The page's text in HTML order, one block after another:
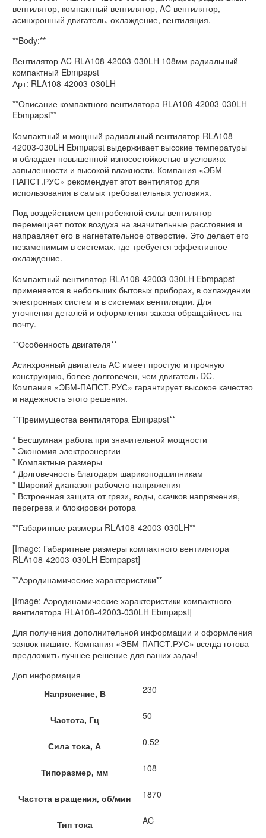
вентилятор, компактный вентилятор, AC вентилятор,
асинхронный двигатель, охлаждение, вентиляция.
**Body:**
Вентилятор AC RLA108-42003-030LH 108мм радиальный
компактный Ebmpapst
Арт: RLA108-42003-030LH
**Описание компактного вентилятора RLA108-42003-030LH
Ebmpapst**
Компактный и мощный радиальный вентилятор RLA108-
42003-030LH Ebmpapst выдерживает высокие температуры
и обладает повышенной износостойкостью в условиях
запыленности и высокой влажности. Компания «ЭБМ-
ПАПСТ.РУС» рекомендует этот вентилятор для
использования в самых требовательных условиях.
Под воздействием центробежной силы вентилятор
перемещает поток воздуха на значительные расстояния и
направляет его в нагнетательное отверстие. Это делает его
незаменимым в системах, где требуется эффективное
охлаждение.
Компактный вентилятор RLA108-42003-030LH Ebmpapst
применяется в небольших бытовых приборах, в охлаждении
электронных систем и в системах вентиляции. Для
уточнения деталей и оформления заказа обращайтесь на
почту.
**Особенность двигателя**
Асинхронный двигатель АС имеет простую и прочную
конструкцию, более долговечен, чем двигатель DC.
Компания «ЭБМ-ПАПСТ.РУС» гарантирует высокое качество
и надежность этого решения.
**Преимущества вентилятора Ebmpapst**
* Бесшумная работа при значительной мощности
* Экономия электроэнергии
* Компактные размеры
* Долговечность благодаря шарикоподшипникам
* Широкий диапазон рабочего напряжения
* Встроенная защита от грязи, воды, скачков напряжения,
перегрева и блокировки ротора
**Габаритные размеры RLA108-42003-030LH**
[Image: Габаритные размеры компактного вентилятора
RLA108-42003-030LH Ebmpapst]
**Аэродинамические характеристики**
[Image: Аэродинамические характеристики компактного
вентилятора RLA108-42003-030LH Ebmpapst]
Для получения дополнительной информации и оформления
заявок пишите. Компания «ЭБМ-ПАПСТ.РУС» всегда готова
предложить лучшее решение для ваших задач!
Доп информация
Напряжение, В
230
Частота, Гц 50
Сила тока, А 0.52
Типоразмер, мм 108
Частота вращения, об/мин 1870
Тип тока AC